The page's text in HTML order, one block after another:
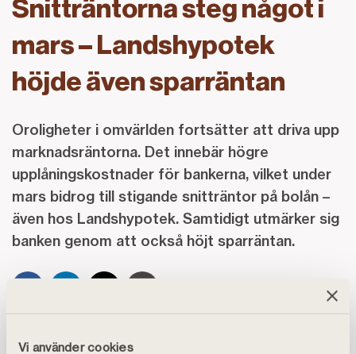
Vi använder cookies
Snitträntorna steg något i
mars – Landshypotek
höjde även sparräntan
Oroligheter i omvärlden fortsätter att driva upp
marknadsräntorna. Det innebär högre
upplåningskostnader för bankerna, vilket under
mars bidrog till stigande snitträntor på bolån –
även hos Landshypotek. Samtidigt utmärker sig
banken genom att också höjt sparräntan.
Landshypoteks snittränta för bolån med 3 månaders